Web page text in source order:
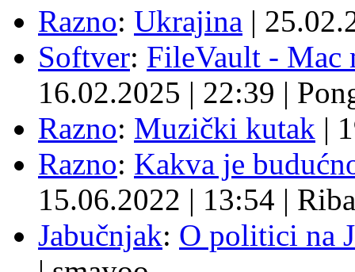
Razno: Ukrajina |
Softver: FileVault - Mac
16.02.2025 | 22:39 |
Razno: Muzički kutak |
Razno: Kakva je
15.06.2022 | 13:54 | Riba
Jabučnjak: O politici na